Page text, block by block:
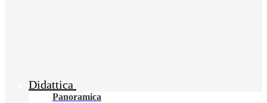
Didattica
Panoramica